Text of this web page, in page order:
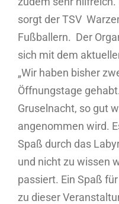
sorgt der TSV
Fußballern. Der
sich mit dem
„Wir haben bisher
Öffnungstage
Gruselnacht, so gut
angenommen wird.
Spaß durch das
und nicht zu wissen
passiert. Ein Spaß
zu dieser